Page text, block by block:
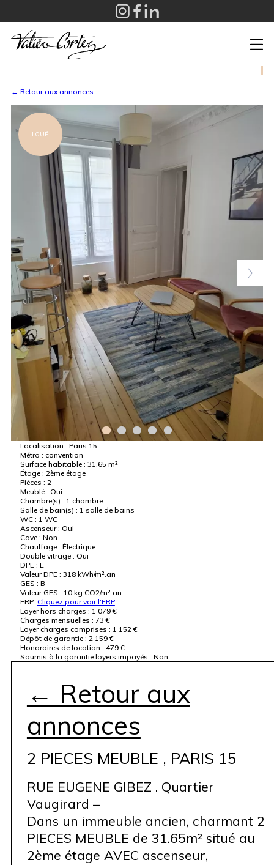
← Retour aux annonces
LOUÉ
Localisation : Paris 15
Métro : convention
Surface habitable : 31.65 m²
Étage : 2ème étage
Pièces : 2
Meublé : Oui
Chambre(s) : 1 chambre
Salle de bain(s) : 1 salle de bains
WC : 1 WC
Ascenseur : Oui
Cave : Non
Chauffage : Électrique
Double vitrage : Oui
DPE : E
Valeur DPE : 318 kWh/m².an
GES : B
Valeur GES : 10 kg CO2/m².an
ERP :Cliquez pour voir l'ERP
Loyer hors charges : 1 079 €
Charges mensuelles : 73 €
Loyer charges comprises : 1 152 €
Dépôt de garantie : 2 159 €
Honoraires de location : 479 €
Soumis à la garantie loyers impayés : Non
← Retour aux
annonces
2 PIECES MEUBLE , PARIS 15
RUE EUGENE GIBEZ . Quartier
Vaugirard –
Dans un immeuble ancien, charmant 2
PIECES MEUBLE de 31.65m² situé au
2ème étage AVEC ascenseur,